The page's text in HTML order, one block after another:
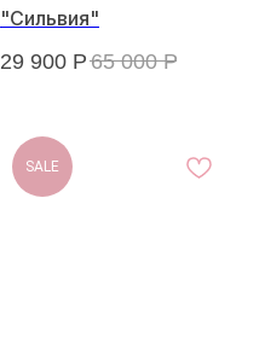
"Сильвия"
29 900 Р 65 000 Р
SALE